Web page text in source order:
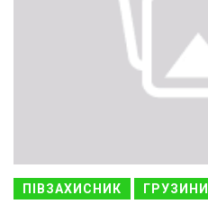
ПІВЗАХИСНИК ГРУЗИНИ